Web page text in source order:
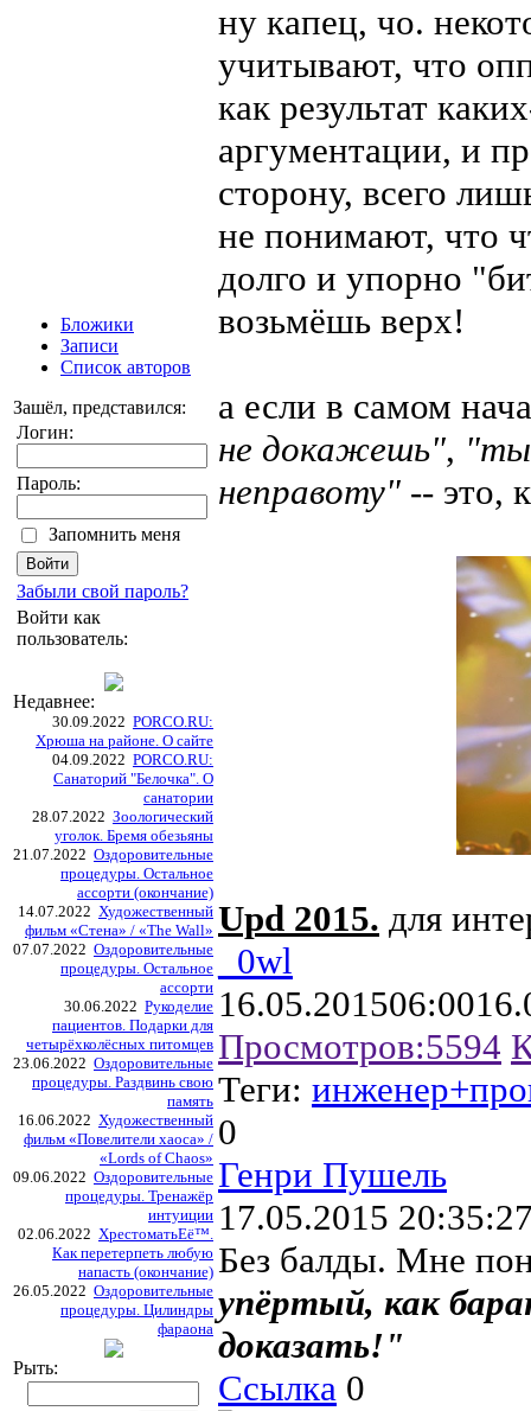
Бложики
Записи
Список авторов
Зашёл, представился:
Логин:
Пароль:
Запомнить меня
Забыли свой пароль?
Войти как
пользователь:
Недавнее:
30.09.2022 PORCO.RU:
Хрюша на районе. О сайте
04.09.2022 PORCO.RU:
Санаторий "Белочка". О
санатории
28.07.2022 Зоологический
уголок. Бремя обезьяны
21.07.2022 Оздоровительные
процедуры. Остальное
ассорти (окончание)
14.07.2022 Художественный
фильм «Стена» / «The Wall»
07.07.2022 Оздоровительные
процедуры. Остальное
ассорти
30.06.2022 Рукоделие
пациентов. Подарки для
четырёхколёсных питомцев
23.06.2022 Оздоровительные
процедуры. Раздвинь свою
память
16.06.2022 Художественный
фильм «Повелители хаоса» /
«Lords of Chaos»
09.06.2022 Оздоровительные
процедуры. Тренажёр
интуиции
02.06.2022 ХрестоматьЕё™.
Как перетерпеть любую
напасть (окончание)
26.05.2022 Оздоровительные
процедуры. Цилиндры
фараона
Рыть:
ну капец, чо.
учитывают, что
как результат
аргументации, и
сторону, всего
не понимают, что
долго и упорно
возьмёшь верх!
а если в самом
не докажешь", "ты
неправоту" -- это,
Upd 2015. для
_0wl
16.05.201506:00
Просмотров:5594
Теги:
0
Генри Пушель
17.05.2015
Без балды. Мне
упёртый, как
доказать!"
Ссылка 0